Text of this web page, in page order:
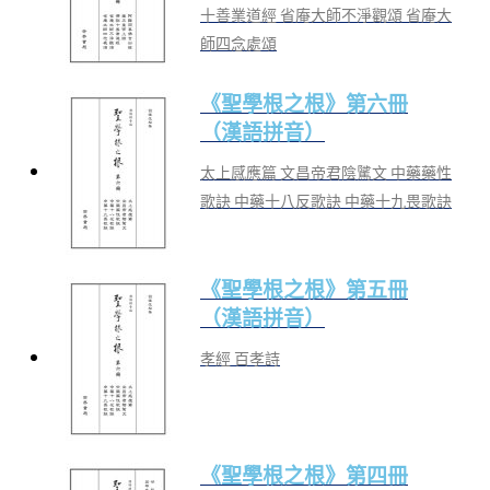
十善業道經 省庵大師不淨觀頌 省庵大
師四念處頌
《聖學根之根》第六冊
（漢語拼音）
太上感應篇 文昌帝君陰騭文 中藥藥性
歌訣 中藥十八反歌訣 中藥十九畏歌訣
《聖學根之根》第五冊
（漢語拼音）
孝經 百孝詩
《聖學根之根》第四冊